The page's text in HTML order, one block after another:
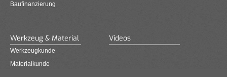
Baufinanzierung
Werkzeug & Material
Werkzeugkunde
Materialkunde
Videos